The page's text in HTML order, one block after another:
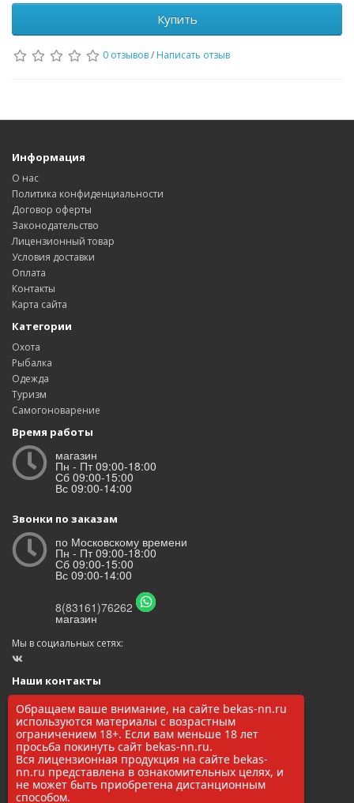
Купить
0 отзывов/ Написать отзыв
Информация
О нас
Политика конфиденциальности
Договор оферты
Законодательство
Лицензионный товар
Условия доставки
Оплата
Контакты
Карта сайта
Категории
Охота
Рыбалка
Одежда
Туризм
Самогоноварение
Время работы
магазин
Пн - Пт 09:00-18:00
Сб 09:00-15:00
Вс 09:00-14:00
Звонки по заказам
по Московскому времени
Пн - Пт 09:00-18:00
Сб 09:00-15:00
Вс 09:00-14:00
8(83161)76262
магазин
Мы в социальных сетях:
Наши контакты
ООО «БЕКАС»
ОГРН: 1145248000017
ИНН/КПП: 5248037037 / 524801001
8(83161)76262
zakaz@bekas-nn.ru
606524, Нижегородская обл. г. Заволжье ул. Рылеева 4А
Обращаем ваше внимание, на сайте bekas-nn.ru
используются материалы с возрастным
ограничением 18+. Если вам меньше 18 лет
просьба покинуть сайт bekas-nn.ru.
Вся лицензионная продукция на сайте bekas-
nn.ru представлена в ознакомительных целях, и
не может быть приобретена дистанционным
способом.